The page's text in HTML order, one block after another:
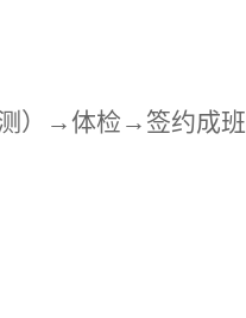
）→体检→签约成班